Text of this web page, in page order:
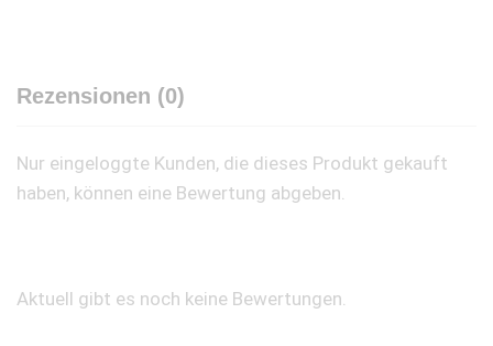
Rezensionen (0)
Nur eingeloggte Kunden, die dieses Produkt gekauft
haben, können eine Bewertung abgeben.
Aktuell gibt es noch keine Bewertungen.